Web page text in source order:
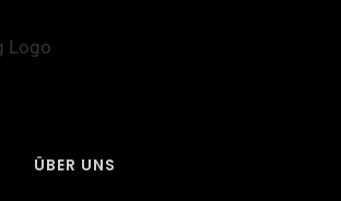
ÜBER UNS